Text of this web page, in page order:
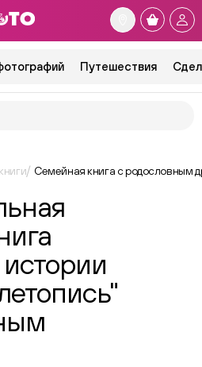
Путешествия
Семейная книга с родословным